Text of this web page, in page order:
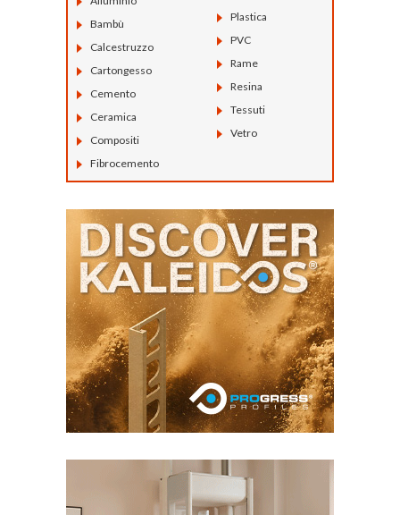
Bambù
Calcestruzzo
Cartongesso
Cemento
Ceramica
Compositi
Fibrocemento
Plastica
PVC
Rame
Resina
Tessuti
Vetro